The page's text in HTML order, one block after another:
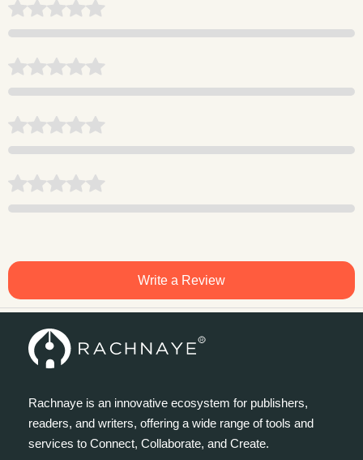
Write a Review
Rachnaye is an innovative ecosystem for publishers,
readers, and writers, offering a wide range of tools and
services to Connect, Collaborate, and Create.